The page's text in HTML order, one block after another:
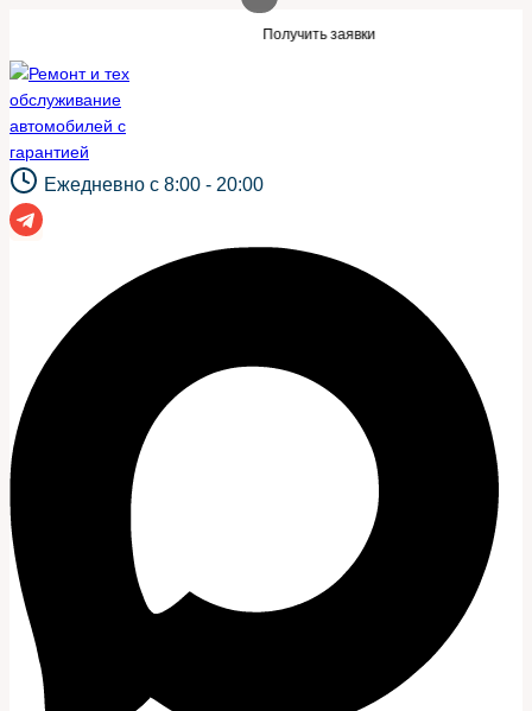
содержимому
Получить заявки Нужны заявки для
Ежедневно с 8:00 - 20:00